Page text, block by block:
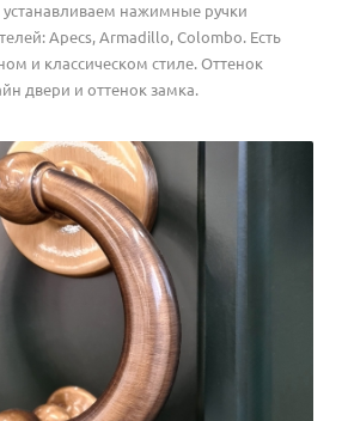
нажимные ручки
Apecs, Armadillo, Colombo. Есть
и классическом стиле. Оттенок
двери и оттенок замка.